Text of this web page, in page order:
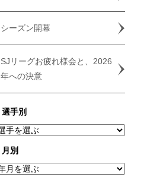
シーズン開幕
SJリーグお疲れ様会と、2026
年への決意
選手別
月別